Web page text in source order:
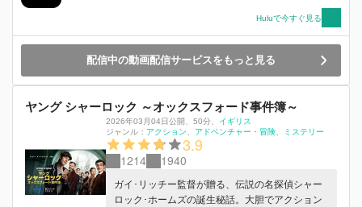
Huluで今すぐ見る
配信中の動画配信サービスをもっと見る
ヤング シャーロック ～オックスフォード事件簿～
2026年03月04日公開、 50分、 イギリス
ジャンル： アクション アドベンチャー・冒険 ミステリー
3.9
1214 1940
ガイ･リッチー監督が贈る、伝説の名探偵シャー
ロック･ホームズの誕生秘話。大胆でアクション